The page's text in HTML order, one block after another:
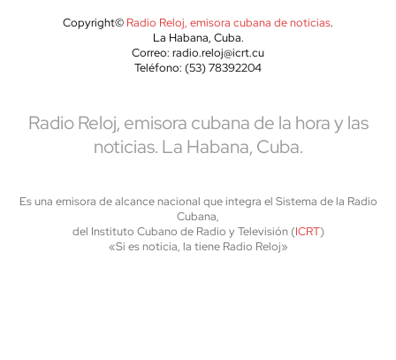
Copyright© Radio Reloj, emisora cubana de noticias.
La Habana, Cuba.
Correo: radio.reloj@icrt.cu
Teléfono: (53) 78392204
Radio Reloj, emisora cubana de la hora y las
noticias. La Habana, Cuba.
Es una emisora de alcance nacional que integra el Sistema de la Radio
Cubana,
del Instituto Cubano de Radio y Televisión (ICRT)
«Si es noticia, la tiene Radio Reloj»